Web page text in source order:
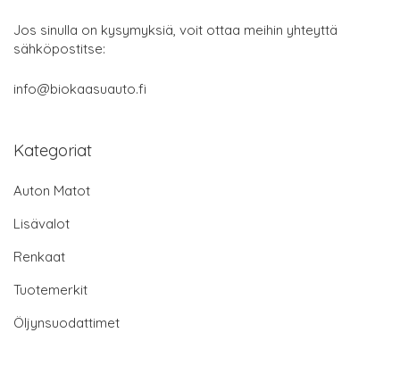
Jos sinulla on kysymyksiä, voit ottaa meihin yhteyttä
sähköpostitse:
info@biokaasuauto.fi
Kategoriat
Auton Matot
Lisävalot
Renkaat
Tuotemerkit
Öljynsuodattimet